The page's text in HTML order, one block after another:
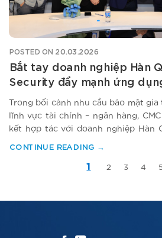
POSTED ON 20.03.2026
Bắt tay doanh nghiệp Hàn
Security đẩy mạnh ứng
sát an ninh mạng
Trong bối cảnh nhu cầu bảo mật gia
lĩnh vực tài chính – ngân hàng,
kết hợp tác với doanh nghiệp Hàn
CONTINUE READING →
1 2 3 4